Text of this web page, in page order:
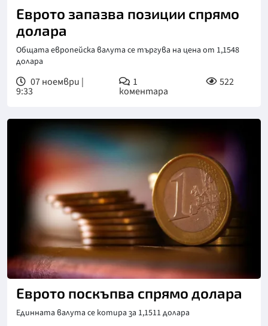
Еврото запазва позиции спрямо
долара
Общата европейска валута се търгува на цена от 1,1548
долара
07 ноември |
9:33
1
коментара
522
Снимка: Пекселс
Еврото поскъпва спрямо долара
Единната валута се котира за 1,1511 долара